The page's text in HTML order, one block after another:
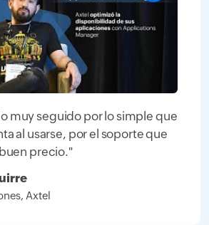
muy seguido por lo simple que
al usarse, por el soporte que
precio."
Axtel